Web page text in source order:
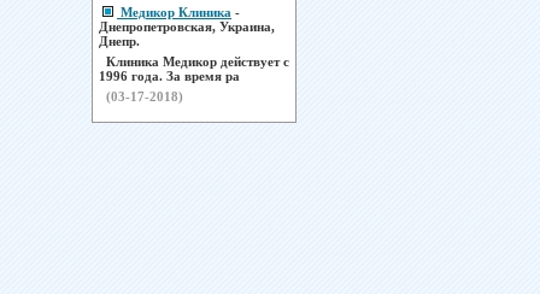
Медикор Клиника -
Днепропетровская, Украина,
Днепр.
Клиника Медикор действует с
1996 года. За время ра
(03-17-2018)